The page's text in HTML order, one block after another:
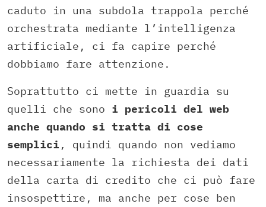
caduto in una subdola trappola perché
orchestrata mediante l’intelligenza
artificiale, ci fa capire perché
dobbiamo fare attenzione.
Soprattutto ci mette in guardia su
quelli che sono i pericoli del web
anche quando si tratta di cose
semplici , quindi quando non vediamo
necessariamente la richiesta dei dati
della carta di credito che ci può fare
insospettire, ma anche per cose ben